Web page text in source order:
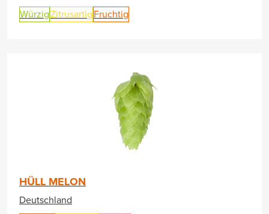
WürzigZitrusartig Fruchtig
HÜLL MELON
Deutschland